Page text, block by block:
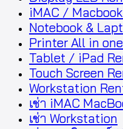
iMAC /
Notebook &
Printer All in
Tablet / iPad
Touch Screen
Workstation
เช่า iMAC
เช่า Workstation